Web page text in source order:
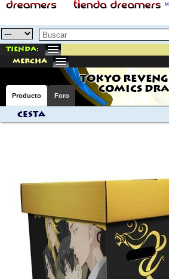
Tienda:
mercha
TOKYO
COMICS
Producto Foro
Cesta